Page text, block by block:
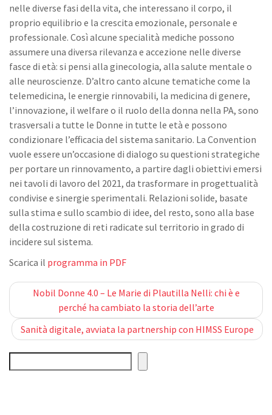
nelle diverse fasi della vita, che interessano il corpo, il
proprio equilibrio e la crescita emozionale, personale e
professionale. Così alcune specialità mediche possono
assumere una diversa rilevanza e accezione nelle diverse
fasce di età: si pensi alla ginecologia, alla salute mentale o
alle neuroscienze. D’altro canto alcune tematiche come la
telemedicina, le energie rinnovabili, la medicina di genere,
l’innovazione, il welfare o il ruolo della donna nella PA, sono
trasversali a tutte le Donne in tutte le età e possono
condizionare l’efficacia del sistema sanitario. La Convention
vuole essere un’occasione di dialogo su questioni strategiche
per portare un rinnovamento, a partire dagli obiettivi emersi
nei tavoli di lavoro del 2021, da trasformare in progettualità
condivise e sinergie sperimentali. Relazioni solide, basate
sulla stima e sullo scambio di idee, del resto, sono alla base
della costruzione di reti radicate sul territorio in grado di
incidere sul sistema.
Scarica il programma in PDF
Post
navigation
Nobil Donne 4.0 – Le Marie di Plautilla Nelli: chi è e
perché ha cambiato la storia dell’arte
Sanità digitale, avviata la partnership con HIMSS Europe